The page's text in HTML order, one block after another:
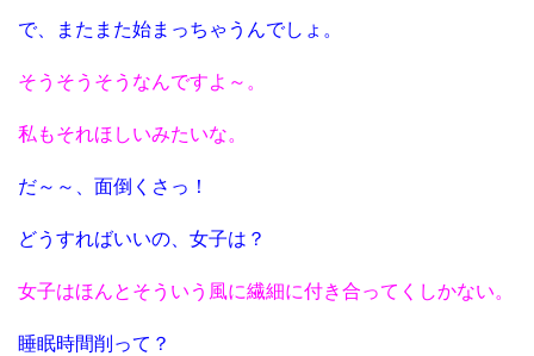
で、またまた始まっちゃうんでしょ。
そうそうそうなんですよ～。
私もそれほしいみたいな。
だ～～、面倒くさっ！
どうすればいいの、女子は？
女子はほんとそういう風に繊細に付き合ってくしかない。
睡眠時間削って？